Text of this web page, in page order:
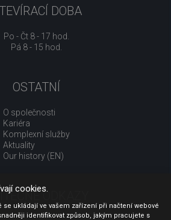
DOBA
Po - Čt 8 - 17 hod.
Pá 8 - 15 hod.
OSTATNÍ
O společnosti
Kariéra
Komplexní služby
Aktuality
Our history (EN)
ODKAZY
cookies.
se ukládají ve vašem zařízení při načtení webové
identifikovat způsob, jakým pracujete s